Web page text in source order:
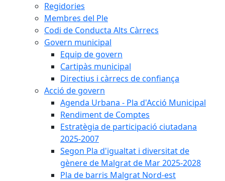
Regidories
Membres del Ple
Codi de Conducta Alts Càrrecs
Govern municipal
Equip de govern
Cartipàs municipal
Directius i càrrecs de confiança
Acció de govern
Agenda Urbana - Pla d'Acció Municipal
Rendiment de Comptes
Estratègia de participació ciutadana
2025-2007
Segon Pla d'igualtat i diversitat de
gènere de Malgrat de Mar 2025-2028
Pla de barris Malgrat Nord-est